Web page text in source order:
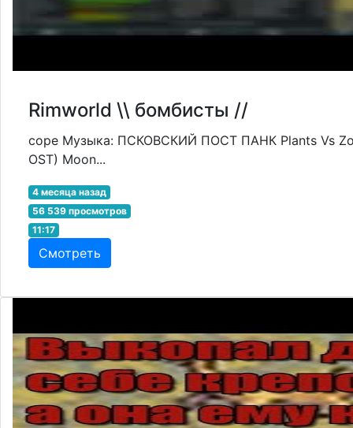
Rimworld \\ бомбисты //
соре Музыка: ПСКОВСКИЙ ПОСТ ПАНК Plants Vs
OST) Moon...
4 месяца назад
56 539 просмотров
11:17
Смотреть